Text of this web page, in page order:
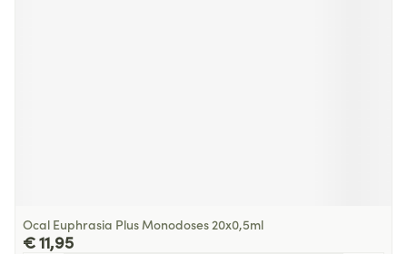
Ocal Euphrasia Plus Monodoses 20x0,5ml
€ 11,95